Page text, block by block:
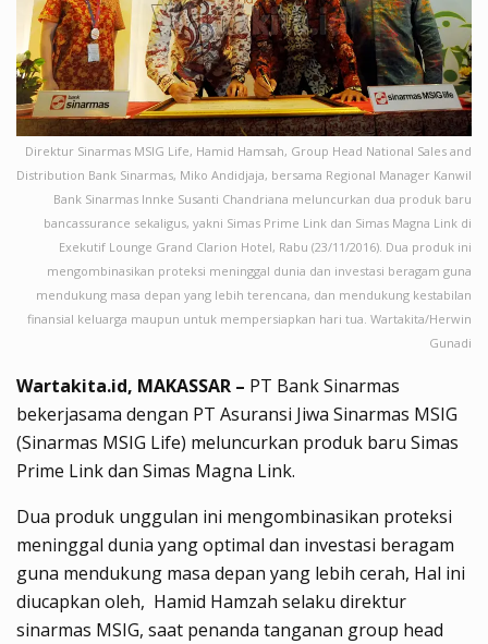
Direktur Sinarmas MSIG Life, Hamid Hamsah, Group Head National Sales and
Distribution Bank Sinarmas, Miko Andidjaja, bersama Regional Manager Kanwil
Bank Sinarmas Innke Susanti Chandriana meluncurkan dua produk baru
bancassurance sekaligus, yakni Simas Prime Link dan Simas Magna Link di
Exekutif Lounge Grand Clarion Hotel, Rabu (23/11/2016). Dua produk ini
mengombinasikan proteksi meninggal dunia dan investasi beragam guna
mendukung masa depan yang lebih terencana, dan mendukung kestabilan
finansial keluarga maupun untuk mempersiapkan hari tua. Wartakita/Herwin
Gunadi
Wartakita.id, MAKASSAR – PT Bank Sinarmas
bekerjasama dengan PT Asuransi Jiwa Sinarmas MSIG
(Sinarmas MSIG Life) meluncurkan produk baru Simas
Prime Link dan Simas Magna Link.
Dua produk unggulan ini mengombinasikan proteksi
meninggal dunia yang optimal dan investasi beragam
guna mendukung masa depan yang lebih cerah, Hal ini
diucapkan oleh, Hamid Hamzah selaku direktur
sinarmas MSIG, saat penanda tanganan group head